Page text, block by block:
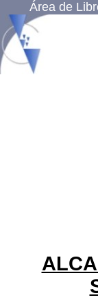
Área de